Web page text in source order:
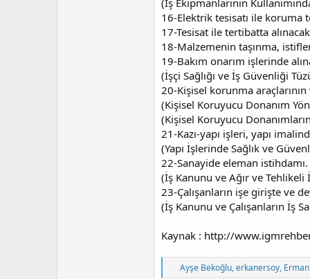
(İş Ekipmanlarının
16-Elektrik tesisatı ile koruma
17-Tesisat ile tertibatta
18-Malzemenin taşınma,
19-Bakım onarım işlerinde
(İşçi Sağlığı ve İş Güvenliği
20-Kişisel korunma araçlarının
(Kişisel Koruyucu Donanım
(Kişisel Koruyucu
21-Kazı-yapı işleri, yapı
(Yapı İşlerinde Sağlık ve
22-Sanayide eleman istihdamı.
(İş Kanunu ve Ağır ve
23-Çalışanların işe girişte ve
(İş Kanunu ve Çalışanların İş
Kaynak : http://
T
Ayşe Bekoğlu,erkanersoy,